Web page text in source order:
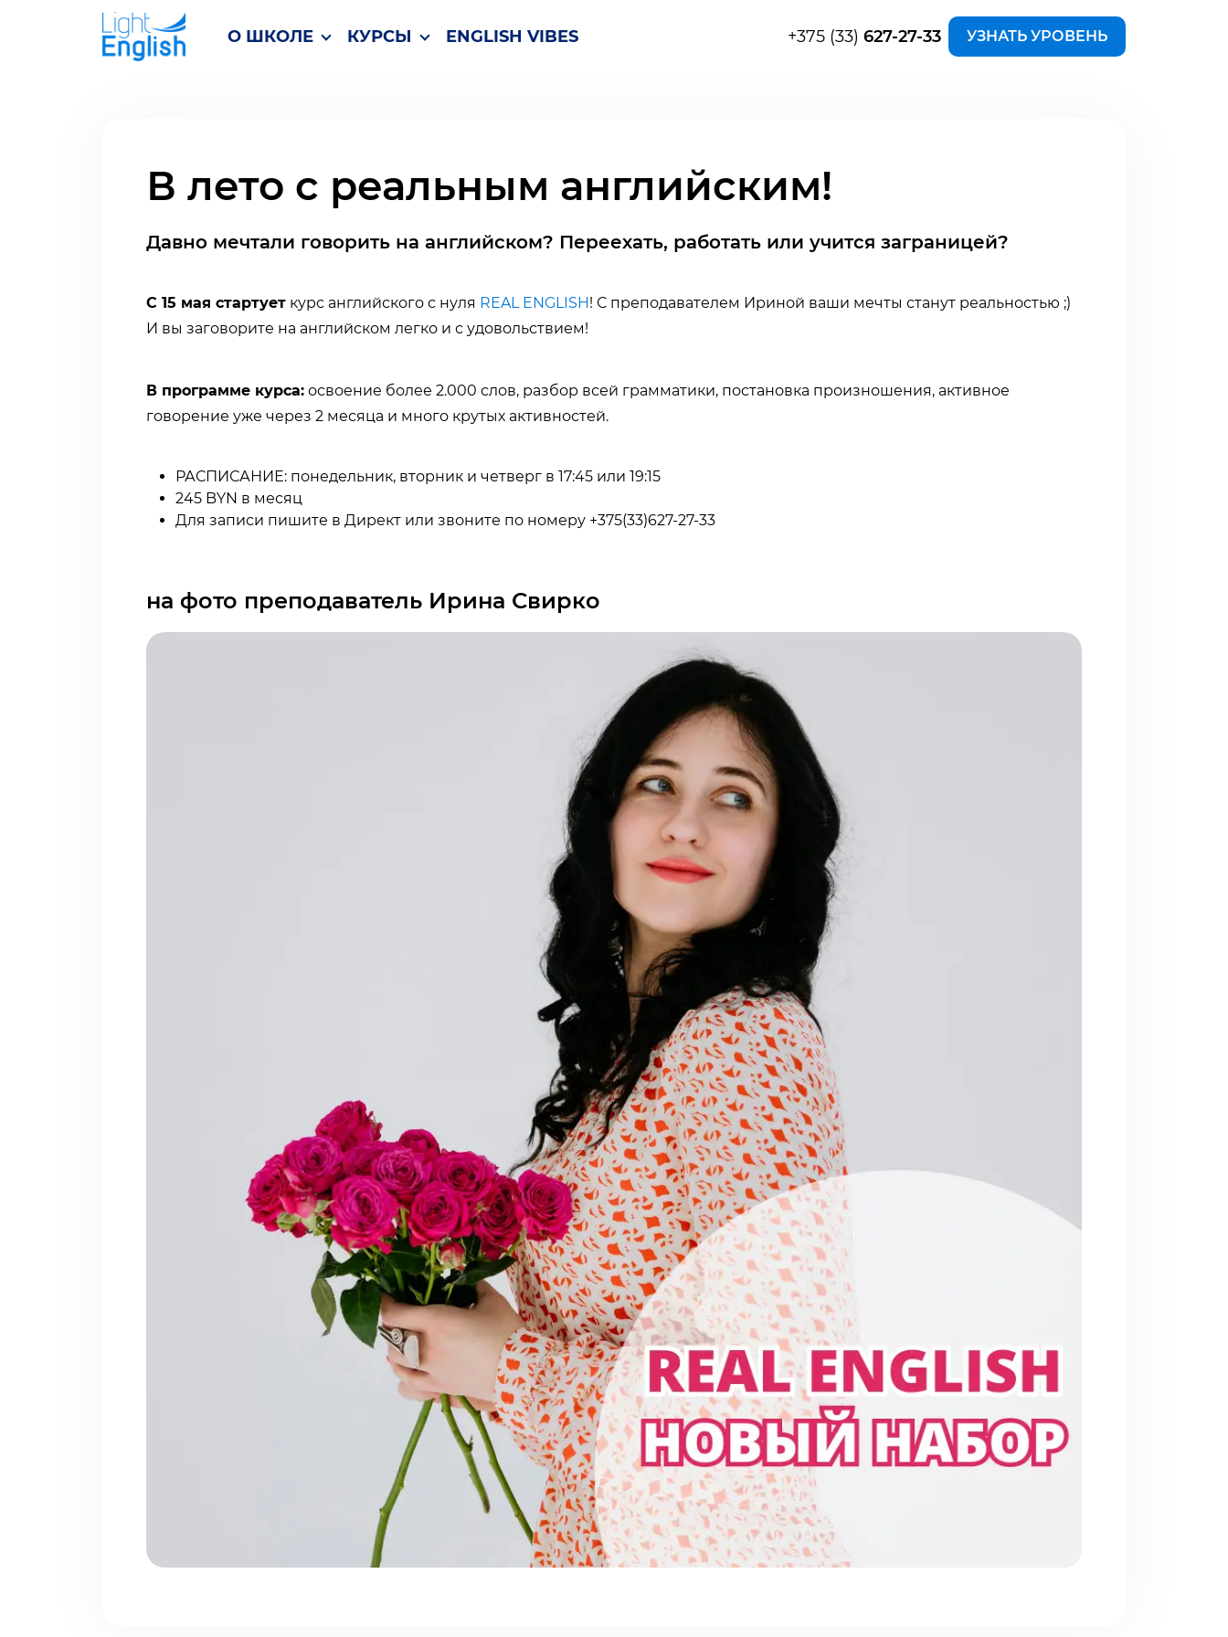
+375 (33) 627-27-33 УЗНАТЬ УРОВЕНЬ
О ШКОЛЕ КУРСЫ ENGLISH VIBES
В лето с реальным английским!
Давно мечтали говорить на английском? Переехать, работать или учится заграницей?
С 15 мая стартует курс английского с нуля REAL ENGLISH! С преподавателем Ириной ваши мечты станут реальностью ;)
И вы заговорите на английском легко и с удовольствием!
В программе курса: освоение более 2.000 слов, разбор всей грамматики, постановка произношения, активное
говорение уже через 2 месяца и много крутых активностей.
РАСПИСАНИЕ: понедельник, вторник и четверг в 17:45 или 19:15
245 BYN в месяц
Для записи пишите в Директ или звоните по номеру +375(33)627-27-33
на фото преподаватель Ирина Свирко